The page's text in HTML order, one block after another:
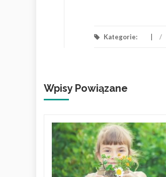
Kategorie: /
Wpisy Powiązane